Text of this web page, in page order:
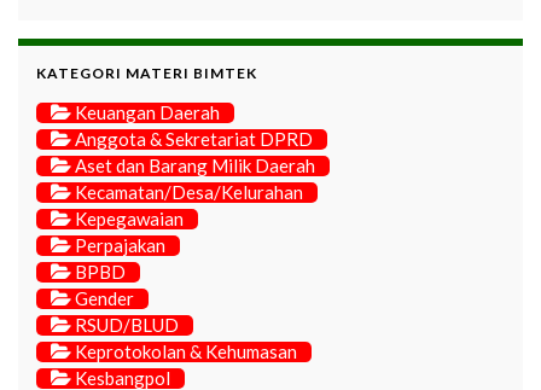
KATEGORI MATERI BIMTEK
Keuangan Daerah
Anggota & Sekretariat DPRD
Aset dan Barang Milik Daerah
Kecamatan/Desa/Kelurahan
Kepegawaian
Perpajakan
BPBD
Gender
RSUD/BLUD
Keprotokolan & Kehumasan
Kesbangpol